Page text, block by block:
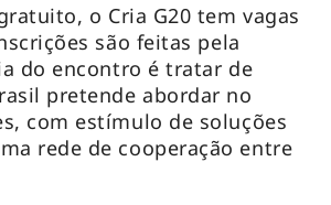
o Cria G20 tem vagas
são feitas pela
do encontro é tratar de
pretende abordar no
com estímulo de soluções
rede de cooperação entre